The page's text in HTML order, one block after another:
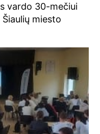
vardo 30-mečiui
miesto